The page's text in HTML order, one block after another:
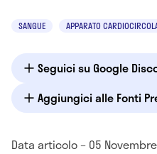
SANGUE APPARATO
Seguici su Google
Aggiungici alle Fonti
Data articolo – 05